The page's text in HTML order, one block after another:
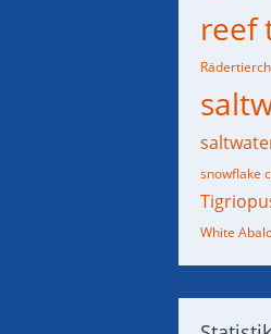
reef
snowflake
White